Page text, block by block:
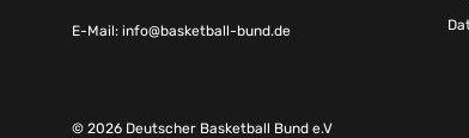
E-Mail: info@basketball-bund.de
© 2026 Deutscher Basketball Bund e.V